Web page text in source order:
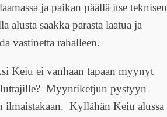
ja paikan päällä itse teknisen
alusta saakka parasta laatua ja
vastinetta rahalleen.
Keiu ei vanhaan tapaan myynyt
Myyntiketjun pystyyn
ilmaistakaan. Kyllähän Keiu alussa